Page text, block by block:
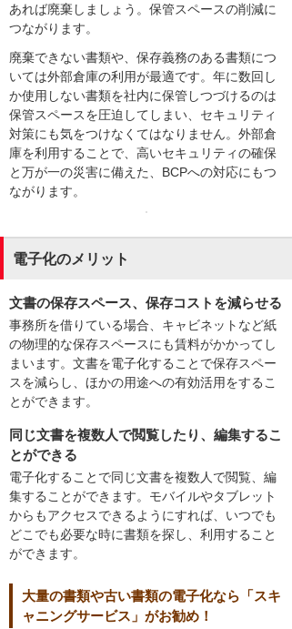
あれば廃棄しましょう。保管スペースの削減に
つながります。
廃棄できない書類や、保存義務のある書類につ
いては外部倉庫の利用が最適です。年に数回し
か使用しない書類を社内に保管しつづけるのは
保管スペースを圧迫してしまい、セキュリティ
対策にも気をつけなくてはなりません。外部倉
庫を利用することで、高いセキュリティの確保
と万が一の災害に備えた、BCPへの対応にもつ
ながります。
電子化のメリット
文書の保存スペース、保存コストを減らせる
事務所を借りている場合、キャビネットなど紙
の物理的な保存スペースにも賃料がかかってし
まいます。文書を電子化することで保存スペー
スを減らし、ほかの用途への有効活用をするこ
とができます。
同じ文書を複数人で閲覧したり、編集するこ
とができる
電子化することで同じ文書を複数人で閲覧、編
集することができます。モバイルやタブレット
からもアクセスできるようにすれば、いつでも
どこでも必要な時に書類を探し、利用すること
ができます。
大量の書類や古い書類の電子化なら「スキ
ャニングサービス」がお勧め！